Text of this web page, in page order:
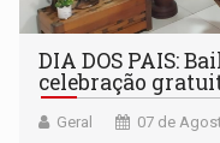
DIA DOS PAIS:
celebração
Geral 07 de